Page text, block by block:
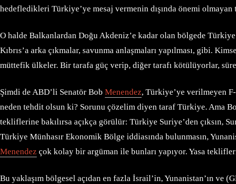
hedefledikleri Türkiye’ye mesaj vermenin dışında önemi olmayan
O halde Balkanlardan Doğu Akdeniz’e kadar olan bölgede
Kıbrıs’a arka çıkmalar, savunma anlaşmaları yapılması, gibi.
müttefik ülkeler. Bir tarafa güç verip, diğer tarafı kötülüyorlar,
Şimdi de ABD’li Senatör Bob Menendez, Türkiye’ye verilmeyen
neden tehdit olsun ki? Sorunu çözelim diyen taraf Türkiye. Ama
tekliflerine bakılırsa açıkça görülür: Türkiye Suriye’den çıksın,
Türkiye Münhasır Ekonomik Bölge iddiasında bulunmasın,
Menendez çok kolay bir argüman ile bunları yapıyor. Yasa
Bu yaklaşım bölgesel açıdan en fazla İsrail’in, Yunanistan’ın ve